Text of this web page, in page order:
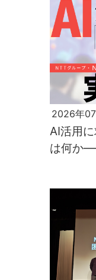
2026年
AI活用
は何か